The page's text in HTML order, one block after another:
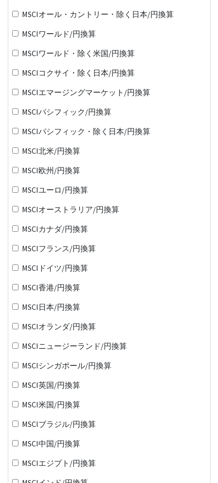
MSCIオール・カントリー・除く日本/円換算
MSCIワールド/円換算
MSCIワールド・除く米国/円換算
MSCIコクサイ・除く日本/円換算
MSCIエマージングマーケット/円換算
MSCIパシフィック/円換算
MSCIパシフィック・除く日本/円換算
MSCI北米/円換算
MSCI欧州/円換算
MSCIユーロ/円換算
MSCIオーストラリア/円換算
MSCIカナダ/円換算
MSCIフランス/円換算
MSCIドイツ/円換算
MSCI香港/円換算
MSCI日本/円換算
MSCIオランダ/円換算
MSCIニュージーランド/円換算
MSCIシンガポール/円換算
MSCI英国/円換算
MSCI米国/円換算
MSCIブラジル/円換算
MSCI中国/円換算
MSCIエジプト/円換算